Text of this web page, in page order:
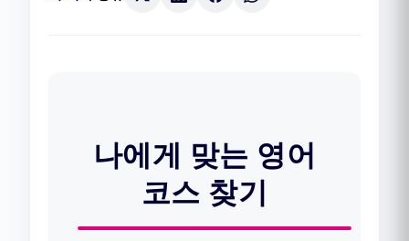
나에게 맞는 영어
코스 찾기